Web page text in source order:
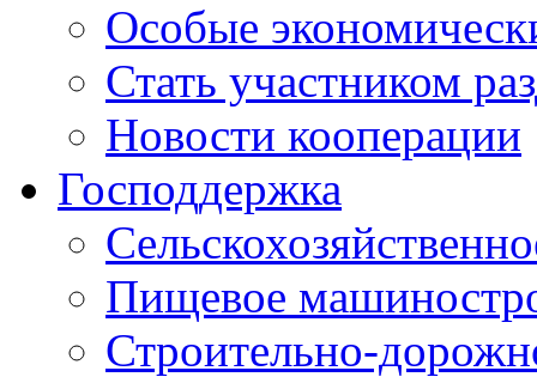
Особые
Стать участником
Новости кооперации
Господдержка
Пищевое
Строительно-